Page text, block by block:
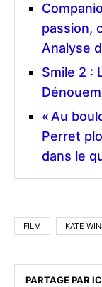
passion,
Analyse
Smile 2 :
« Au
Perret
dans le
FILM KATE
PARTAGE PAR